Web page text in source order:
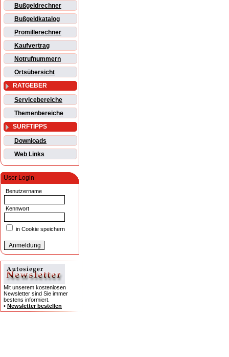
Bußgeldrechner
Bußgeldkatalog
Promillerechner
Kaufvertrag
Notrufnummern
Ortsübersicht
RATGEBER
Servicebereiche
Themenbereiche
SURFTIPPS
Downloads
Web Links
User Login
Benutzername
Kennwort
in Cookie speichern
Mit unserem kostenlosen
Newsletter sind Sie immer
bestens informiert.
• Newsletter bestellen